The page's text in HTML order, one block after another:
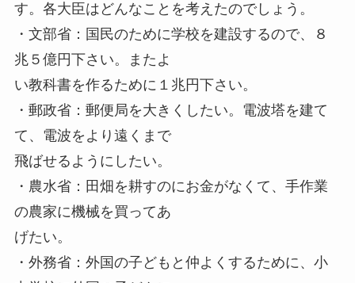
す。各大臣はどんなことを考えたのでしょう。
・文部省：国民のために学校を建設するので、８
兆５億円下さい。またよ
い教科書を作るために１兆円下さい。
・郵政省：郵便局を大きくしたい。電波塔を建て
て、電波をより遠くまで
飛ばせるようにしたい。
・農水省：田畑を耕すのにお金がなくて、手作業
の農家に機械を買ってあ
げたい。
・外務省：外国の子どもと仲よくするために、小